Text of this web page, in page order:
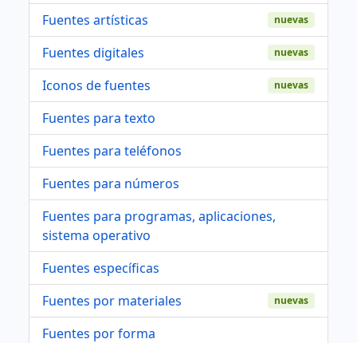
Fuentes artísticas
nuevas
Fuentes digitales nuevas
Iconos de fuentes nuevas
Fuentes para texto
Fuentes para teléfonos
Fuentes para números
Fuentes para programas, aplicaciones,
sistema operativo
Fuentes específicas
Fuentes por materiales
nuevas
Fuentes por forma